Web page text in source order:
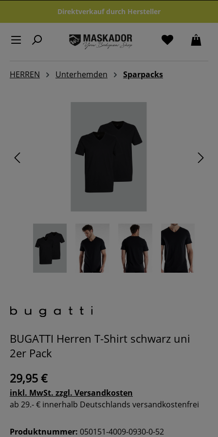
Zum Hauptinhalt springenDirektverkauf durch Hersteller
HERREN Unterhemden Sparpacks
BUGATTI Herren T-Shirt schwarz uni
2er Pack
29,95 €
inkl. MwSt. zzgl. Versandkosten
ab 29.- € innerhalb Deutschlands versandkostenfrei
Produktnummer: 050151-4009-0930-0-52